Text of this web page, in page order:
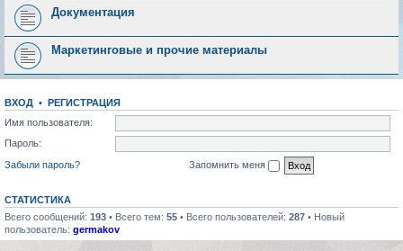
Документация
Маркетинговые и прочие материалы
ВХОД • РЕГИСТРАЦИЯ
Имя пользователя:
Пароль:
Забыли пароль?
Запомнить меня
СТАТИСТИКА
Всего сообщений: 193 • Всего тем: 55 • Всего пользователей: 287 • Новый
пользователь: germakov